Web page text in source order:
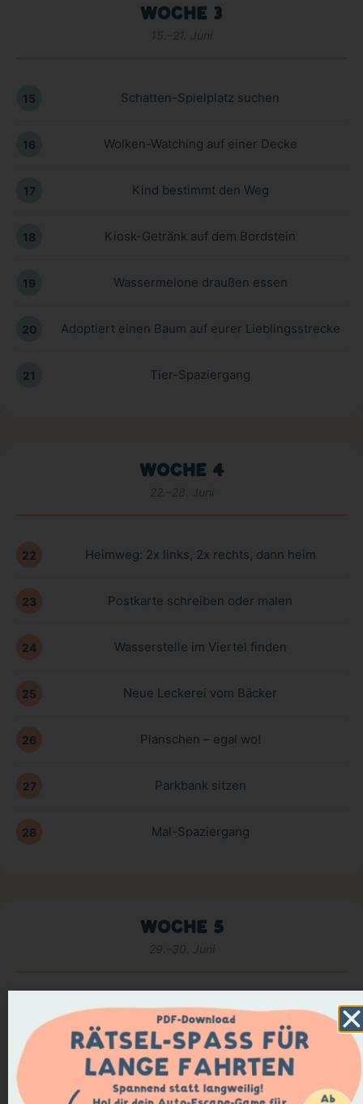
WOCHE 3
15.–21. Juni
15 Schatten-Spielplatz suchen
16 Wolken-Watching auf einer Decke
17 Kind bestimmt den Weg
18 Kiosk-Getränk auf dem Bordstein
19 Wassermelone draußen essen
20 Adoptiert einen Baum auf eurer Lieblingsstrecke
21 Tier-Spaziergang
WOCHE 4
22.–28. Juni
22 Heimweg: 2x links, 2x rechts, dann heim
23 Postkarte schreiben oder malen
24 Wasserstelle im Viertel finden
25 Neue Leckerei vom Bäcker
26 Planschen – egal wo!
27 Parkbank sitzen
28 Mal-Spaziergang
WOCHE 5
29.–30. Juni
Bach-Spaziergang
30
Abendbrot draußen – und ein Satz, der vom Juni
übrig bleibt